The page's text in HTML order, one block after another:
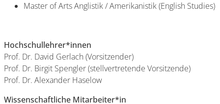
Master of Arts Anglistik / Amerikanistik (English Studies)
Hochschullehrer*innen
Prof. Dr. David Gerlach (Vorsitzender)
Prof. Dr. Birgit Spengler (stellvertretende Vorsitzende)
Prof. Dr. Alexander Haselow
Wissenschaftliche Mitarbeiter*in